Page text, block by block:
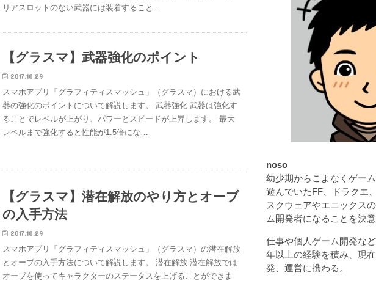
リアスロットのない武器には装着すること…
【グラスマ】武器強化のポイント
2017.10.29
スマホアプリ「グラフィティスマッシュ」（グラスマ）における武
器の強化のポイントについて解説します。 武器強化 武器は強化す
ることでレベルが上がり、パワーとスピードが上昇します。 最大
レベルまで強化すると性能が1.5倍にな…
【グラスマ】潜在解放のやり方とオーブ
の入手方法
2017.10.29
スマホアプリ「グラフィティスマッシュ」（グラスマ）の潜在解放
とオーブの入手方法について解説します。 潜在解放 潜在解放では
オーブを使ってキャラクターのステータスを上げることができま
noso
幼少期からこよなくゲー
遊んでいたFF、ドラクエ
スクウェアやエニックス
ム開発者になることを決意
仕事や個人ゲーム開発な
年以上の経験を積み、現
発、運営に携わる。